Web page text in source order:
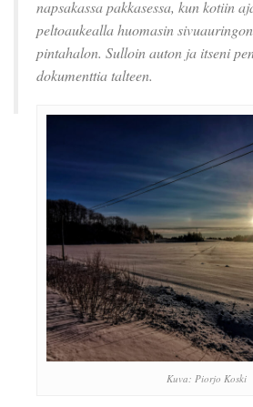
napsakassa pakkasessa, kun kotiin
peltoaukealla huomasin
pintahalon. Sulloin auton ja itseni
dokumenttia talteen.
Kuva: Piorjo Koski